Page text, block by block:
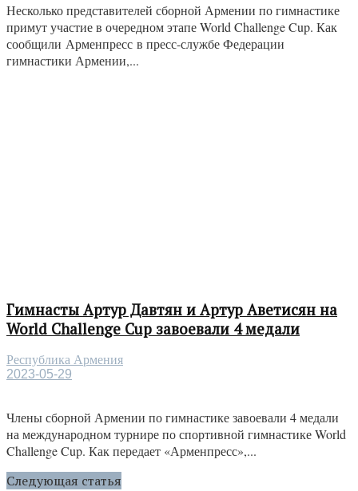
Несколько представителей сборной Армении по гимнастике
примут участие в очередном этапе World Challenge Cup. Как
сообщили Арменпресс в пресс-службе Федерации
гимнастики Армении,...
Гимнасты Артур Давтян и Артур Аветисян на
World Challenge Cup завоевали 4 медали
Республика Армения
2023-05-29
Члены сборной Армении по гимнастике завоевали 4 медали
на международном турнире по спортивной гимнастике World
Challenge Cup. Как передает «Арменпресс»,...
Следующая статья